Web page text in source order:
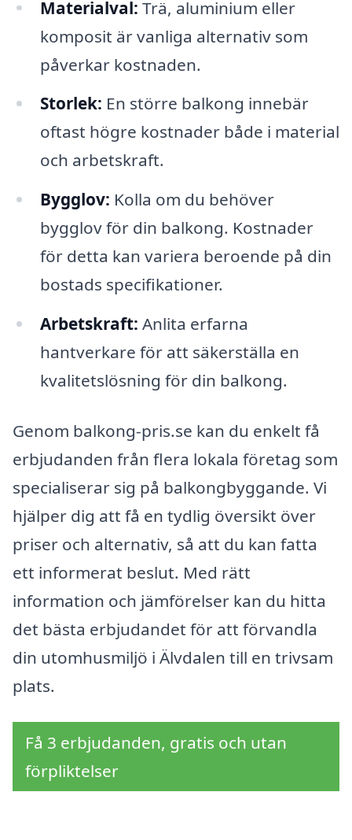
Materialval: Trä, aluminium eller
komposit är vanliga alternativ som
påverkar kostnaden.
Storlek: En större balkong innebär
oftast högre kostnader både i material
och arbetskraft.
Bygglov: Kolla om du behöver
bygglov för din balkong. Kostnader
för detta kan variera beroende på din
bostads specifikationer.
Arbetskraft: Anlita erfarna
hantverkare för att säkerställa en
kvalitetslösning för din balkong.
Genom balkong-pris.se kan du enkelt få
erbjudanden från flera lokala företag som
specialiserar sig på balkongbyggande. Vi
hjälper dig att få en tydlig översikt över
priser och alternativ, så att du kan fatta
ett informerat beslut. Med rätt
information och jämförelser kan du hitta
det bästa erbjudandet för att förvandla
din utomhusmiljö i Älvdalen till en trivsam
plats.
Få 3 erbjudanden, gratis och utan
förpliktelser